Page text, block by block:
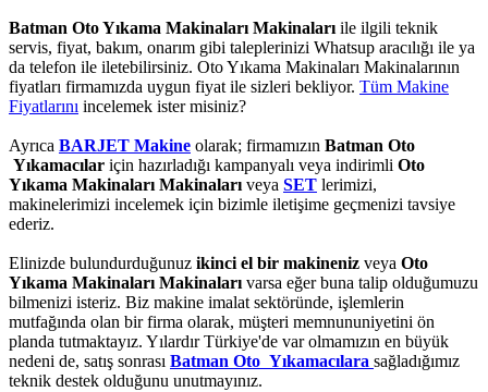
Batman Oto Yıkama Makinaları Makinalarıile ilgili teknik
servis, fiyat, bakım, onarım gibi taleplerinizi Whatsup aracılığı ile ya
da telefon ile iletebilirsiniz. Oto Yıkama Makinaları Makinalarının
fiyatları firmamızda uygun fiyat ile sizleri bekliyor. Tüm Makine
Fiyatlarını incelemek ister misiniz?
Ayrıca BARJET Makine olarak; firmamızın Batman Oto
Yıkamacılar için hazırladığı kampanyalı veya indirimli Oto
Yıkama Makinaları Makinalarıveya SET lerimizi,
makinelerimizi incelemek için bizimle iletişime geçmenizi tavsiye
ederiz.
Elinizde bulundurduğunuz ikinci el bir makineniz veya Oto
Yıkama Makinaları Makinalarıvarsa eğer buna talip olduğumuzu
bilmenizi isteriz. Biz makine imalat sektöründe, işlemlerin
mutfağında olan bir firma olarak, müşteri memnununiyetini ön
planda tutmaktayız. Yılardır Türkiye'de var olmamızın en büyük
nedeni de, satış sonrası Batman Oto Yıkamacılara sağladığımız
teknik destek olduğunu unutmayınız.